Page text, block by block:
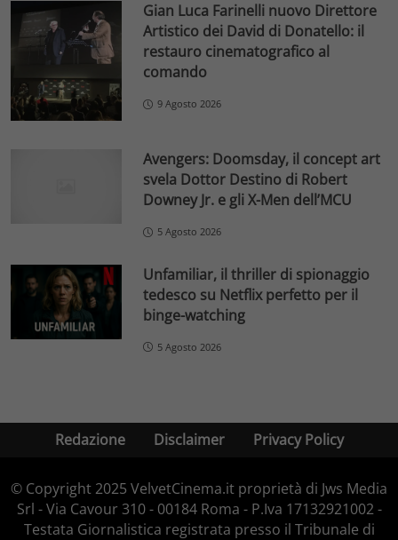
Gian Luca Farinelli nuovo Direttore
Artistico dei David di Donatello: il
restauro cinematografico al
comando
9 Agosto 2026
Avengers: Doomsday, il concept art
svela Dottor Destino di Robert
Downey Jr. e gli X-Men dell’MCU
5 Agosto 2026
Unfamiliar, il thriller di spionaggio
tedesco su Netflix perfetto per il
binge-watching
5 Agosto 2026
Redazione Disclaimer Privacy Policy
© Copyright 2025 VelvetCinema.it proprietà di Jws Media
Srl - Via Cavour 310 - 00184 Roma - P.Iva 17132921002 -
Testata Giornalistica registrata presso il Tribunale di